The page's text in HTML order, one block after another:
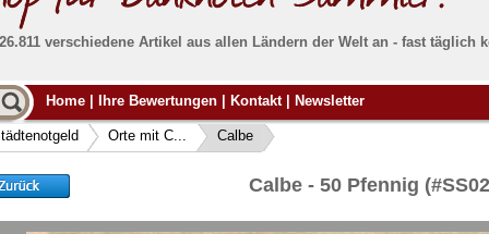
verschiedene Artikel aus allen Ländern der Welt an - fast täglich
Alle Lieferungen, auch ins Ausland, werden
von uns voll versichert. Sie habenkein Risiko
falls die Sendung verloren geht oder beschädigt
wird.
Absolute Zuverlässigkeit:sowohl in puncto
Senden
Ihrer
Weitere
Home Ihre Bewertungen Kontakt Newsletter
Orte mit C... Calbe
Calbe - 50 Pfennig